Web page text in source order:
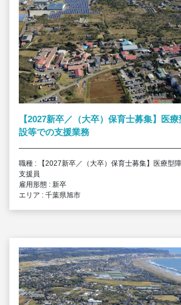
【2027新卒／（大卒）保育士募集】医
設等での支援業務
職種 : 【2027新卒／（大卒）保育士募集】医療型
支援員
雇用形態 : 新卒
エリア : 千葉県旭市